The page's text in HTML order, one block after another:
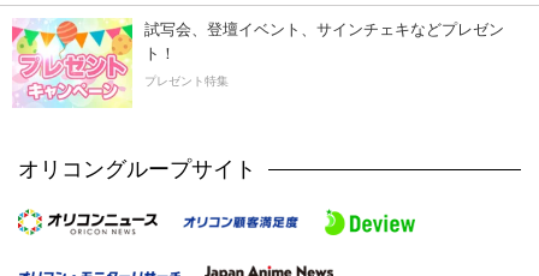
試写会、登壇イベント、サインチェキなどプレゼン
ト！
プレゼント特集
オリコングループサイト